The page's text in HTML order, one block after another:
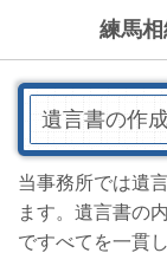
練馬
遺言書の作
当事務所では遺
ます。遺言書の
ですべてを一貫